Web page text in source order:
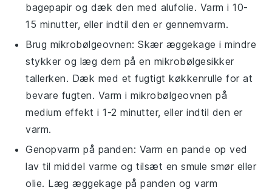
bagepapir og dæk den med alufolie. Varm i 10-
15 minutter, eller indtil den er gennemvarm.
Brug mikrobølgeovnen: Skær æggekage i mindre
stykker og læg dem på en mikrobølgesikker
tallerken. Dæk med et fugtigt køkkenrulle for at
bevare fugten. Varm i mikrobølgeovnen på
medium effekt i 1-2 minutter, eller indtil den er
varm.
Genopvarm på panden: Varm en pande op ved
lav til middel varme og tilsæt en smulesmør eller
olie. Lægæggekage på panden og varm